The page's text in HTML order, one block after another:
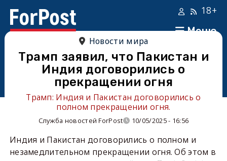
Меню
18+
Новости мира
Трамп заявил, что Пакистан и
Индия договорились о
прекращении огня
Трамп: Индия и Пакистан договорились о
полном прекращении огня.
Служба новостей ForPost 10/05/2025 - 16:56
Индия и Пакистан договорились о полном и
незамедлительном прекращении огня. Об этом в